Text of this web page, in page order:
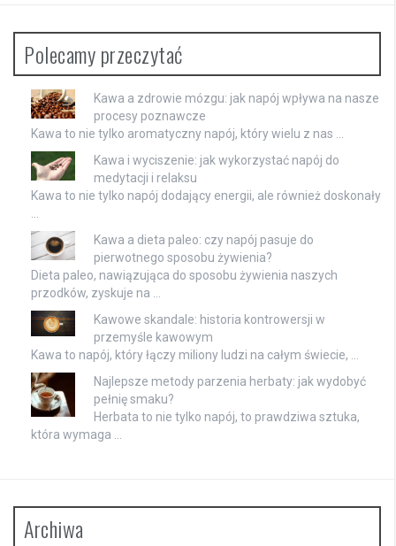
Polecamy przeczytać
Kawa a zdrowie mózgu: jak napój wpływa na nasze
procesy poznawcze
Kawa to nie tylko aromatyczny napój, który wielu z nas …
Kawa i wyciszenie: jak wykorzystać napój do
medytacji i relaksu
Kawa to nie tylko napój dodający energii, ale również doskonały
Kawa a dieta paleo: czy napój pasuje do
pierwotnego sposobu żywienia?
Dieta paleo, nawiązująca do sposobu żywienia naszych
przodków, zyskuje na …
Kawowe skandale: historia kontrowersji w
przemyśle kawowym
Kawa to napój, który łączy miliony ludzi na całym świecie, …
Najlepsze metody parzenia herbaty: jak wydobyć
pełnię smaku?
Herbata to nie tylko napój, to prawdziwa sztuka,
która wymaga …
Archiwa